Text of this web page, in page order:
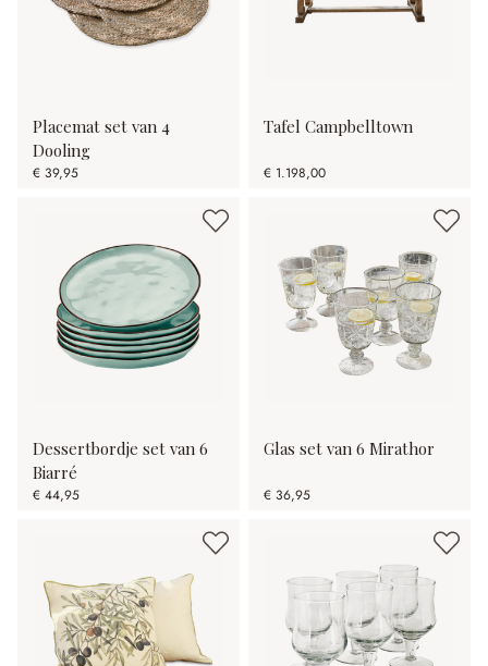
Placemat set van 4
Dooling
€ 39,95
Tafel Campbelltown
€ 1.198,00
Dessertbordje set van 6
Biarré
€ 44,95
Glas set van 6 Mirathor
€ 36,95